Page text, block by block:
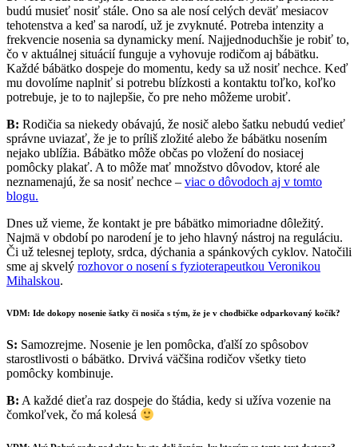
budú musieť nosiť stále. Ono sa ale nosí celých deväť mesiacov
tehotenstva a keď sa narodí, už je zvyknuté. Potreba intenzity a
frekvencie nosenia sa dynamicky mení. Najjednoduchšie je robiť to,
čo v aktuálnej situácií funguje a vyhovuje rodičom aj bábätku.
Každé bábätko dospeje do momentu, kedy sa už nosiť nechce. Keď
mu dovolíme naplniť si potrebu blízkosti a kontaktu toľko, koľko
potrebuje, je to to najlepšie, čo pre neho môžeme urobiť.
B: Rodičia sa niekedy obávajú, že nosič alebo šatku nebudú vedieť
správne uviazať, že je to príliš zložité alebo že bábätku nosením
nejako ublížia. Bábätko môže občas po vložení do nosiacej
pomôcky plakať. A to môže mať množstvo dôvodov, ktoré ale
neznamenajú, že sa nosiť nechce – viac o dôvodoch aj v tomto
blogu.
Dnes už vieme, že kontakt je pre bábätko mimoriadne dôležitý.
Najmä v období po narodení je to jeho hlavný nástroj na reguláciu.
Či už telesnej teploty, srdca, dýchania a spánkových cyklov. Natočili
sme aj skvelý rozhovor o nosení s fyzioterapeutkou Veronikou
Mihalskou.
VDM: Ide dokopy nosenie šatky či nosiča s tým, že je v chodbičke odparkovaný kočík?
S: Samozrejme. Nosenie je len pomôcka, ďalší zo spôsobov
starostlivosti o bábätko. Drvivá väčšina rodičov všetky tieto
pomôcky kombinuje.
B: A každé dieťa raz dospeje do štádia, kedy si užíva vozenie na
čomkoľvek, čo má kolesá